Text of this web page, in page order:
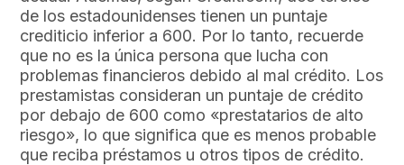
de los estadounidenses tienen un puntaje
crediticio inferior a 600. Por lo tanto, recuerde
que no es la única persona que lucha con
problemas financieros debido al mal crédito. Los
prestamistas consideran un puntaje de crédito
por debajo de 600 como «prestatarios de alto
riesgo», lo que significa que es menos probable
que reciba préstamos u otros tipos de crédito.